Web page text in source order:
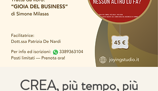
CREA, più tempo, più